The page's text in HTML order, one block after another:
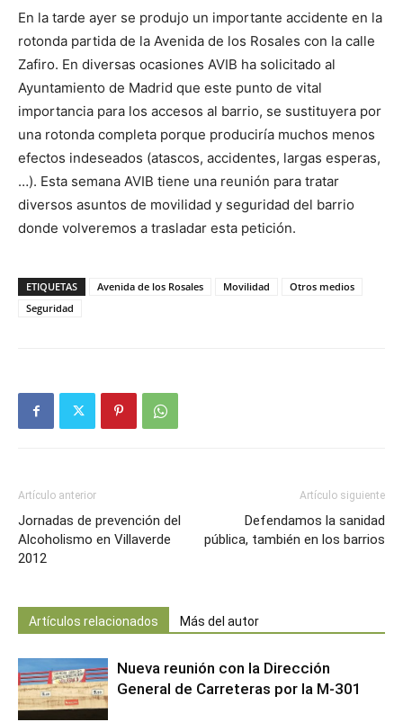
En la tarde ayer se produjo un importante accidente en la
rotonda partida de la Avenida de los Rosales con la calle
Zafiro. En diversas ocasiones AVIB ha solicitado al
Ayuntamiento de Madrid que este punto de vital
importancia para los accesos al barrio, se sustituyera por
una rotonda completa porque produciría muchos menos
efectos indeseados (atascos, accidentes, largas esperas,
…). Esta semana AVIB tiene una reunión para tratar
diversos asuntos de movilidad y seguridad del barrio
donde volveremos a trasladar esta petición.
ETIQUETAS Avenida de los Rosales Movilidad
Otros medios
Seguridad
Artículo anterior
Jornadas de prevención del
Alcoholismo en Villaverde
2012
Artículo siguiente
Defendamos la sanidad
pública, también en los barrios
Artículos relacionados Más del autor
Nueva reunión con la Dirección
General de Carreteras por la M-301